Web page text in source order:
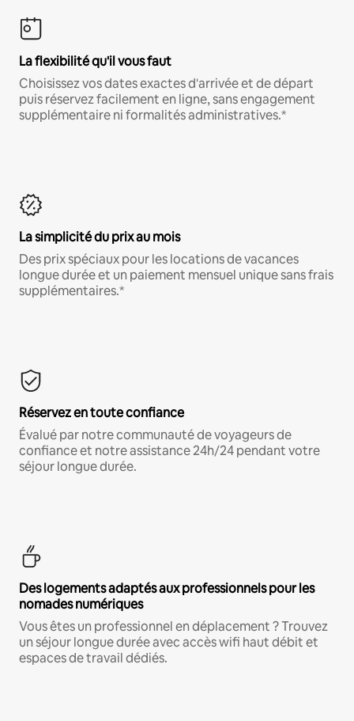
La flexibilité qu'il vous faut
Choisissez vos dates exactes d'arrivée et de départ
puis réservez facilement en ligne, sans engagement
supplémentaire ni formalités administratives.*
La simplicité du prix au mois
Des prix spéciaux pour les locations de vacances
longue durée et un paiement mensuel unique sans frais
supplémentaires.*
Réservez en toute confiance
Évalué par notre communauté de voyageurs de
confiance et notre assistance 24h/24 pendant votre
séjour longue durée.
Des logements adaptés aux professionnels pour les
nomades numériques
Vous êtes un professionnel en déplacement ? Trouvez
un séjour longue durée avec accès wifi haut débit et
espaces de travail dédiés.